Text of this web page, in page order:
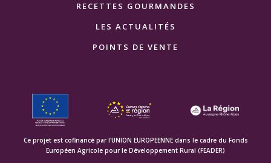
RECETTES GOURMANDES
LES ACTUALITÉS
POINTS DE VENTE
Ce projet est cofinancé par l'UNION EUROPEENNE dans le cadre du Fonds
Européen Agricole pour le Développement Rural (FEADER)